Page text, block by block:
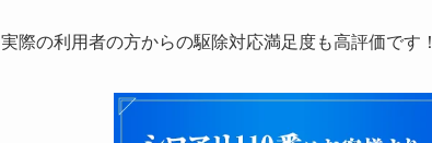
実際の利用者の方からの駆除対応満足度も高評価です！